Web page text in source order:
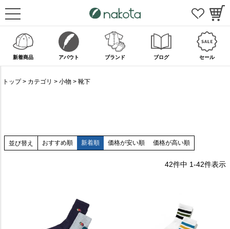
新着商品 アバウト ブランド ブログ セール
トップ カテゴリ 小物 靴下
並び替え おすすめ順 新着順 価格が安い順 価格が高い順
42件中 1-42件表示